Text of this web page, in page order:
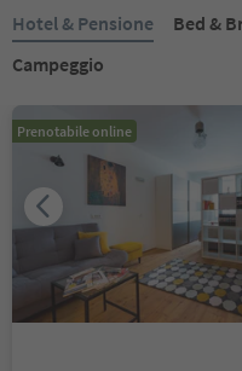
Hotel & Pensione Bed &
Campeggio
Prenotabile online